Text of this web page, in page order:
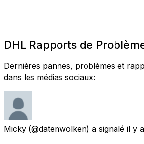
DHL Rapports de
Dernières pannes, problèmes et
dans les médias sociaux:
Micky (@datenwolken) a signalé il y